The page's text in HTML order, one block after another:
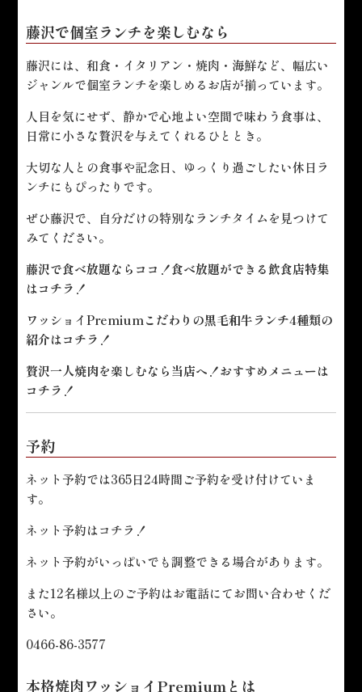
藤沢で個室ランチを楽しむなら
藤沢には、和食・イタリアン・焼肉・海鮮など、幅広い
ジャンルで個室ランチを楽しめるお店が揃っています。
人目を気にせず、静かで心地よい空間で味わう食事は、
日常に小さな贅沢を与えてくれるひととき。
大切な人との食事や記念日、ゆっくり過ごしたい休日ラ
ンチにもぴったりです。
ぜひ藤沢で、自分だけの特別なランチタイムを見つけて
みてください。
藤沢で食べ放題ならココ！食べ放題ができる飲食店特集
はコチラ！
ワッショイPremiumこだわりの黒毛和牛ランチ4種類の
紹介はコチラ！
贅沢一人焼肉を楽しむなら当店へ！おすすめメニューは
コチラ！
予約
ネット予約では365日24時間ご予約を受け付けていま
す。
ネット予約はコチラ！
ネット予約がいっぱいでも調整できる場合があります。
また12名様以上のご予約はお電話にてお問い合わせくだ
さい。
0466-86-3577
本格焼肉ワッショイPremiumとは